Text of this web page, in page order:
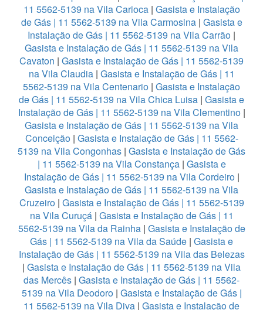
11 5562-5139 na Vila Carioca| Gasista e Instalação
de Gás | 11 5562-5139 na Vila Carmosina| Gasista e
Instalação de Gás | 11 5562-5139 na Vila Carrão |
Gasista e Instalação de Gás | 11 5562-5139 na Vila
Cavaton | Gasista e Instalação de Gás | 11 5562-5139
na Vila Claudia| Gasista e Instalação de Gás | 11
5562-5139 na Vila Centenario | Gasista e Instalação
de Gás | 11 5562-5139 na Vila Chica Luisa | Gasista e
Instalação de Gás | 11 5562-5139 na Vila Clementino|
Gasista e Instalação de Gás | 11 5562-5139 na Vila
Conceição| Gasista e Instalação de Gás | 11 5562-
5139 na Vila Congonhas | Gasista e Instalação de Gás
| 11 5562-5139 na Vila Constança| Gasista e
Instalação de Gás | 11 5562-5139 na Vila Cordeiro|
Gasista e Instalação de Gás | 11 5562-5139 na Vila
Cruzeiro | Gasista e Instalação de Gás | 11 5562-5139
na Vila Curuçá | Gasista e Instalação de Gás | 11
5562-5139 na Vila da Rainha | Gasista e Instalação de
Gás | 11 5562-5139 na Vila da Saúde | Gasista e
Instalação de Gás | 11 5562-5139 na Vila das Belezas
| Gasista e Instalação de Gás | 11 5562-5139 na Vila
das Mercês | Gasista e Instalação de Gás | 11 5562-
5139 na Vila Deodoro| Gasista e Instalação de Gás |
11 5562-5139 na Vila Diva | Gasista e Instalação de